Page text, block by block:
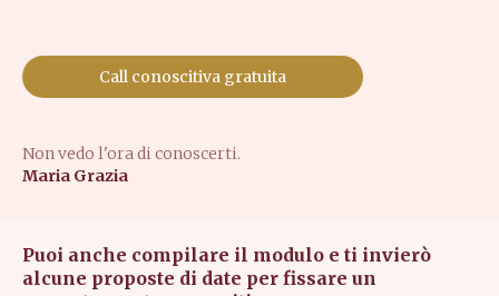
Call conoscitiva gratuita
Non vedo l'ora di conoscerti.
Maria Grazia
Puoi anche compilare il modulo e ti invierò
alcune proposte di date per fissare un